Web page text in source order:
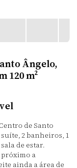
Ângelo,
120 m²
de Santo
2 banheiros, 1
de estar.
a
ainda a área de